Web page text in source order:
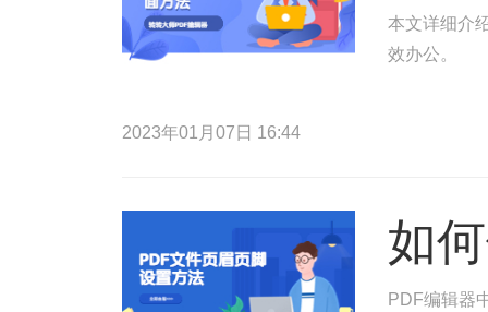
本文详细介
效办公。
2023年01月07日 16:44
如
PDF编辑器